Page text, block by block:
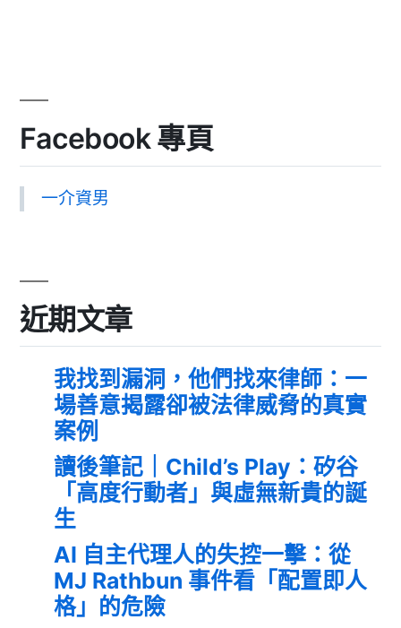
Facebook 專頁
一介資男
近期文章
我找到漏洞，他們找來律師：一
場善意揭露卻被法律威脅的真實
案例
讀後筆記｜Child’s Play：矽谷
「高度行動者」與虛無新貴的誕
生
AI 自主代理人的失控一擊：從
MJ Rathbun 事件看「配置即人
格」的危險